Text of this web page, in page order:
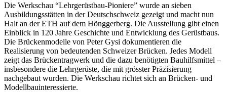
Die Werkschau “Lehrgerüstbau-Pioniere” wurde an sieben
Ausbildungsstätten in der Deutschschweiz gezeigt und macht nun
Halt an der ETH auf dem Hönggerberg. Die Ausstellung gibt einen
Einblick in 120 Jahre Geschichte und Entwicklung des Gerüstbaus.
Die Brückenmodelle von Peter Gysi dokumentieren die
Realisierung von bedeutenden Schweizer Brücken. Jedes Modell
zeigt das Brückentragwerk und die dazu benötigten Bauhilfsmittel –
insbesondere die Lehrgerüste, die mit grösster Präzisierung
nachgebaut wurden. Die Werkschau richtet sich an Brücken- und
Modellbauinteressierte.